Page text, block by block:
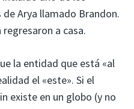
Arya llamado Brandon.
a casa.
la entidad que está «al
el «este». Si el
existe en un globo (y no